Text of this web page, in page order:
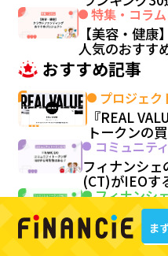
特集・コラム
【美容・健
人気のおすす
おすすめ記事
プロジェク
『REAL
トークンの
コミュニテ
フィナンシェ
(CT)がIEOす
フィナンシ
フィナンシ
は？FNCT還
特集・コラ